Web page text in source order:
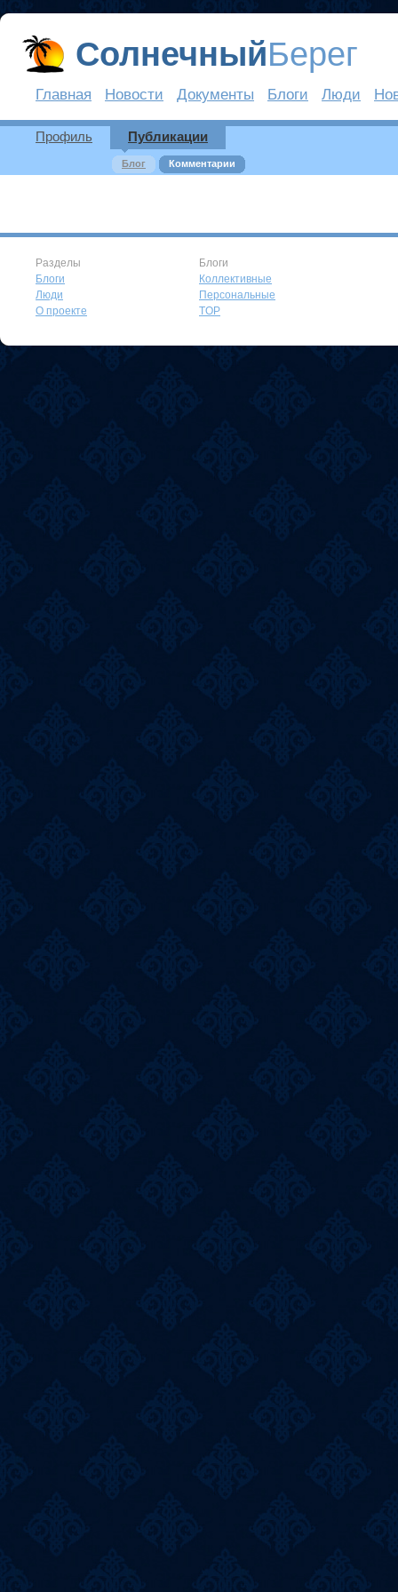
СолнечныйБерег
Главная Новости Документы Блоги Люди
Профиль Публикации
Блог Комментарии
Разделы
Блоги
Люди
О проекте
Блоги
Коллективные
Персональные
TOP